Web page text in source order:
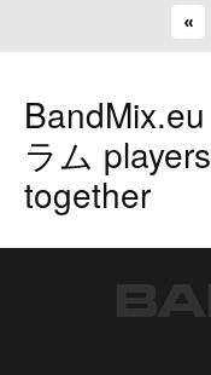
«
BandMix.eu
ラム players
together